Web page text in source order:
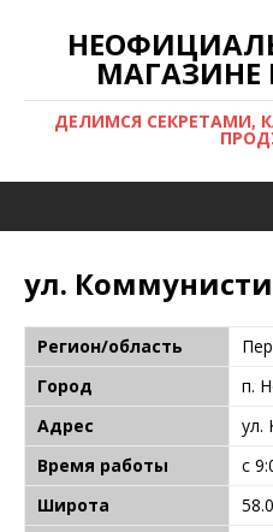
МАГАЗИНЕ
ДЕЛИМСЯ СЕКРЕТАМИ,
ул.
Регион/область
Город
п.
Адрес
ул.
Время работы
с
Широта